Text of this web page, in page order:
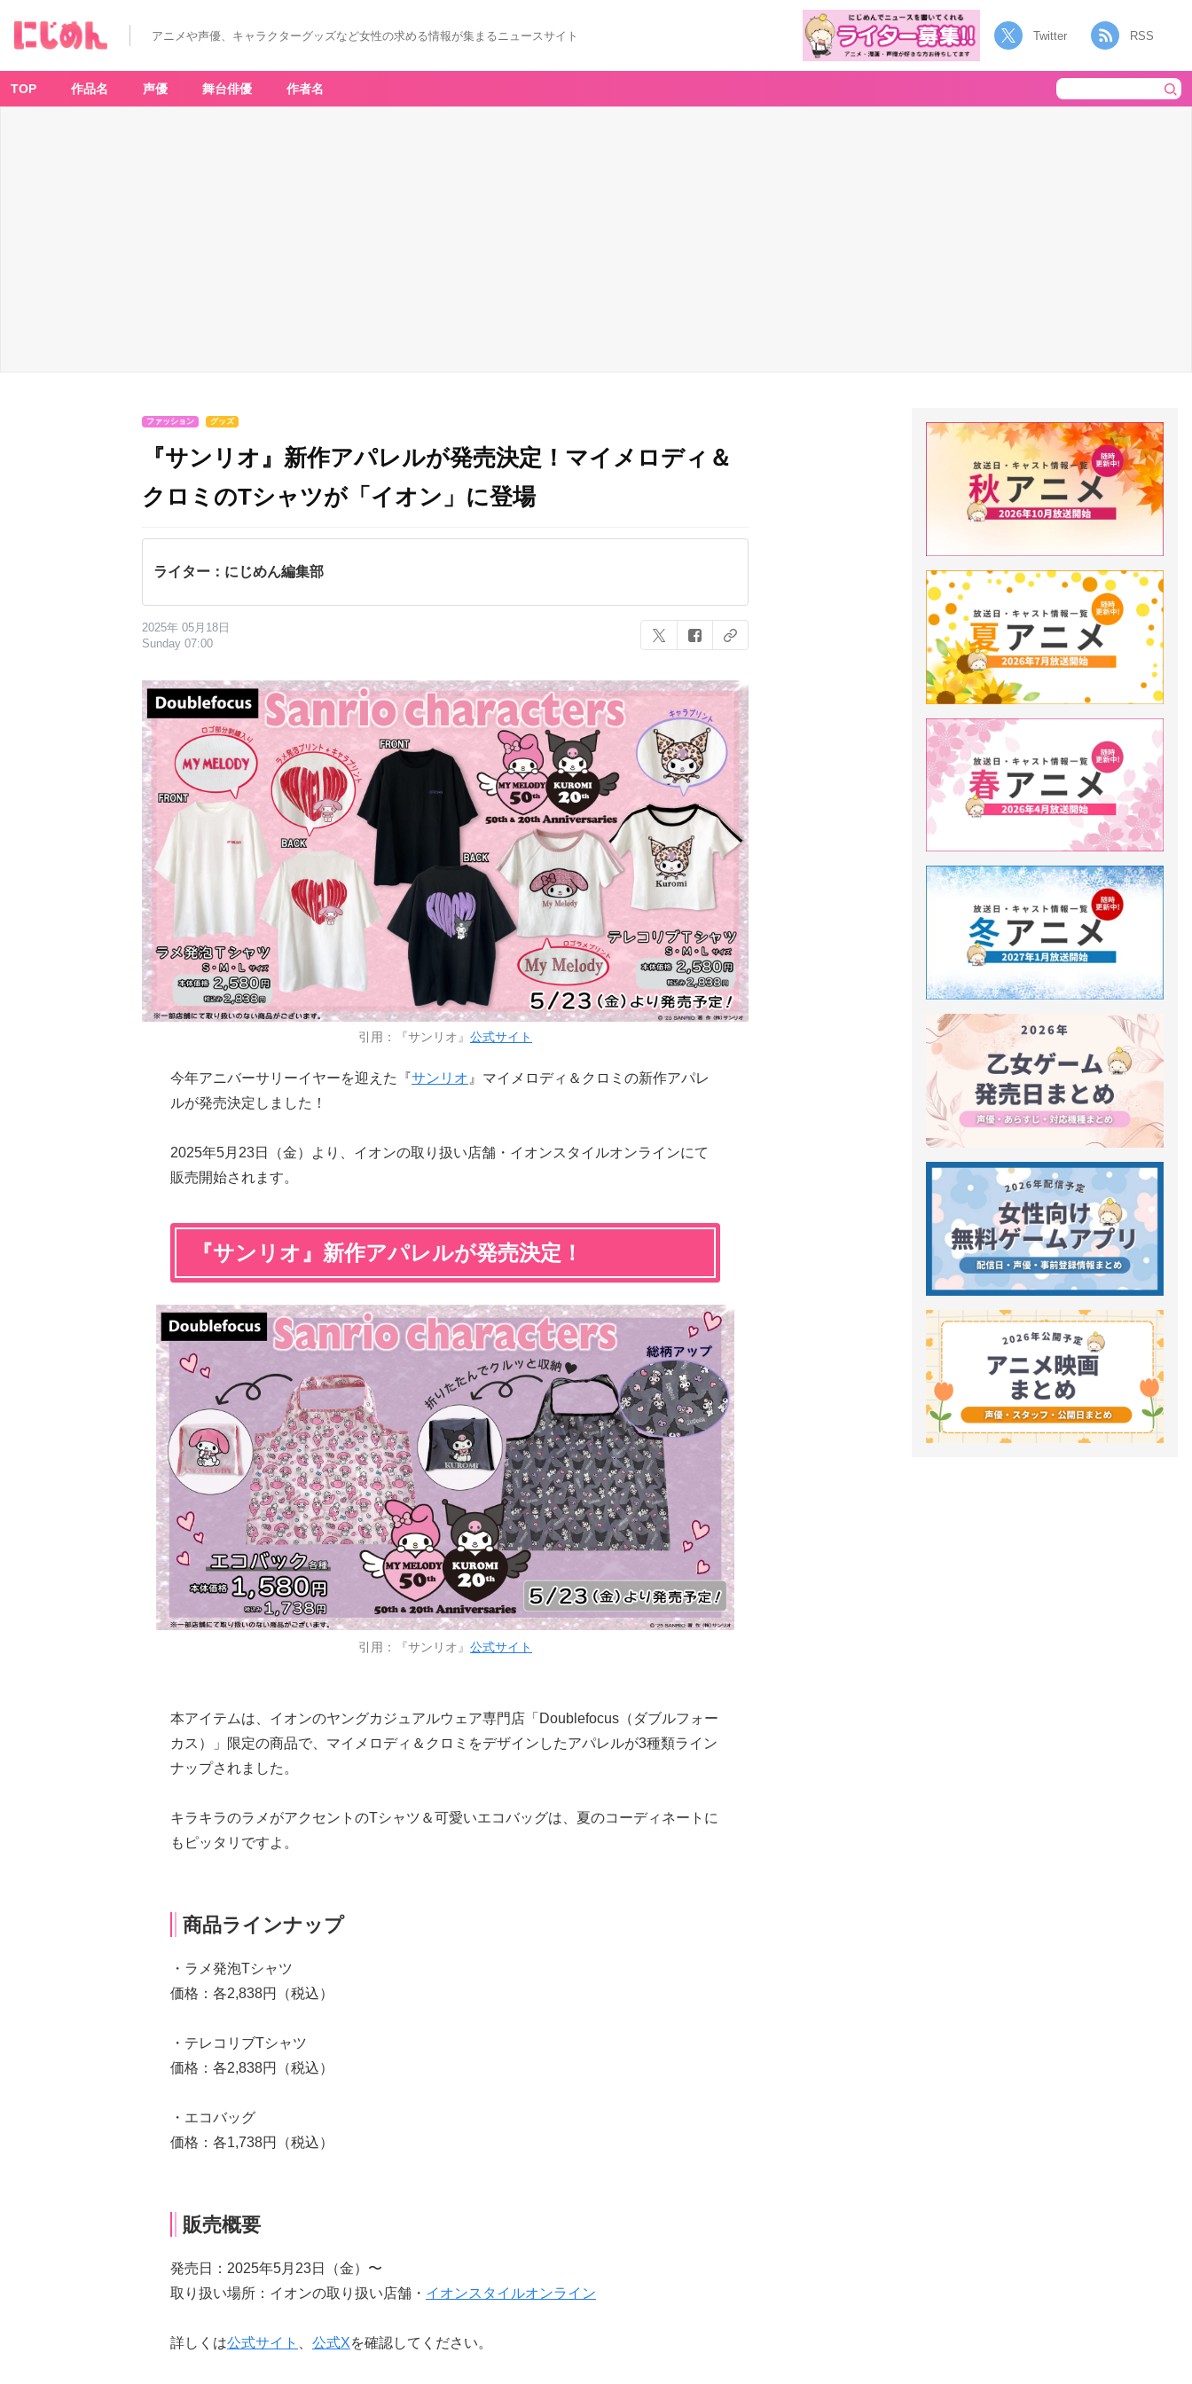
アニメや声優、キャラクターグッズなど女性の求める情報が集まるニュースサイト Twitter RSS
TOP 作品名 声優 舞台俳優 作者名
ファッション グッズ
『サンリオ』新作アパレルが発売決定！マイメロディ＆
クロミのTシャツが「イオン」に登場
ライター：にじめん編集部
2025年 05月18日
Sunday 07:00
引用：『サンリオ』 公式サイト
今年アニバーサリーイヤーを迎えた『サンリオ 』マイメロディ＆クロミの新作アパレ
ルが発売決定しました！
2025年5月23日（金）より、イオンの取り扱い店舗・イオンスタイルオンラインにて
販売開始されます。
『サンリオ』新作アパレルが発売決定！
引用：『サンリオ』 公式サイト
本アイテムは、イオンのヤングカジュアルウェア専門店「Doublefocus（ダブルフォー
カス）」限定の商品で、マイメロディ＆クロミをデザインしたアパレルが3種類ライン
ナップされました。
キラキラのラメがアクセントのTシャツ＆可愛いエコバッグは、夏のコーディネートに
もピッタリですよ。
商品ラインナップ
・ラメ発泡Tシャツ
価格：各2,838円（税込）
・テレコリブTシャツ
価格：各2,838円（税込）
・エコバッグ
価格：各1,738円（税込）
販売概要
発売日：2025年5月23日（金）〜
取り扱い場所：イオンの取り扱い店舗・ イオンスタイルオンライン
詳しくは公式サイト 公式Xを確認してください。